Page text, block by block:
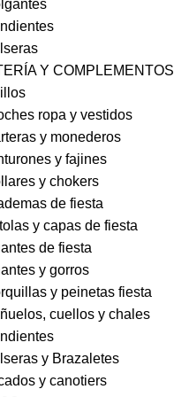
Y COMPLEMENTOS
ropa y vestidos
y monederos
y fajines
y chokers
de fiesta
y capas de fiesta
de fiesta
y gorros
y peinetas fiesta
cuellos y chales
y Brazaletes
y canotiers